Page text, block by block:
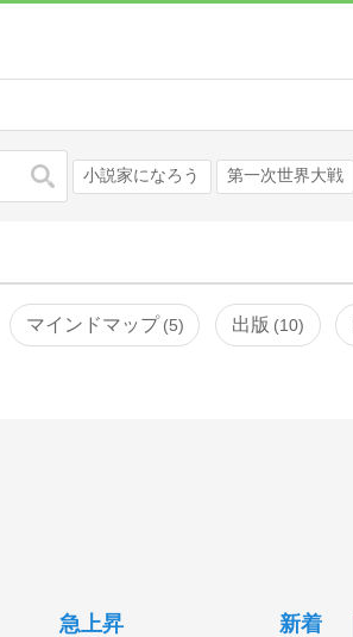
検索 小説家になろう 第一次世界大戦
マインドマップ 5 出版 10
急上昇 新着